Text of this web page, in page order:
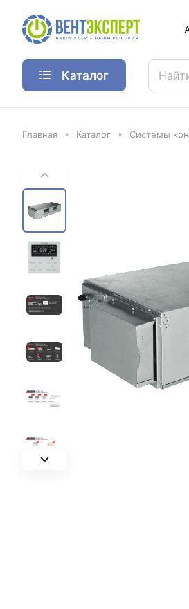
Каталог
Главная Каталог Системы